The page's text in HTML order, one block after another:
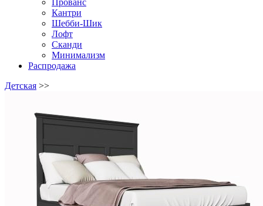
Прованс
Кантри
Шебби-Шик
Лофт
Сканди
Минимализм
Распродажа
Детская >>